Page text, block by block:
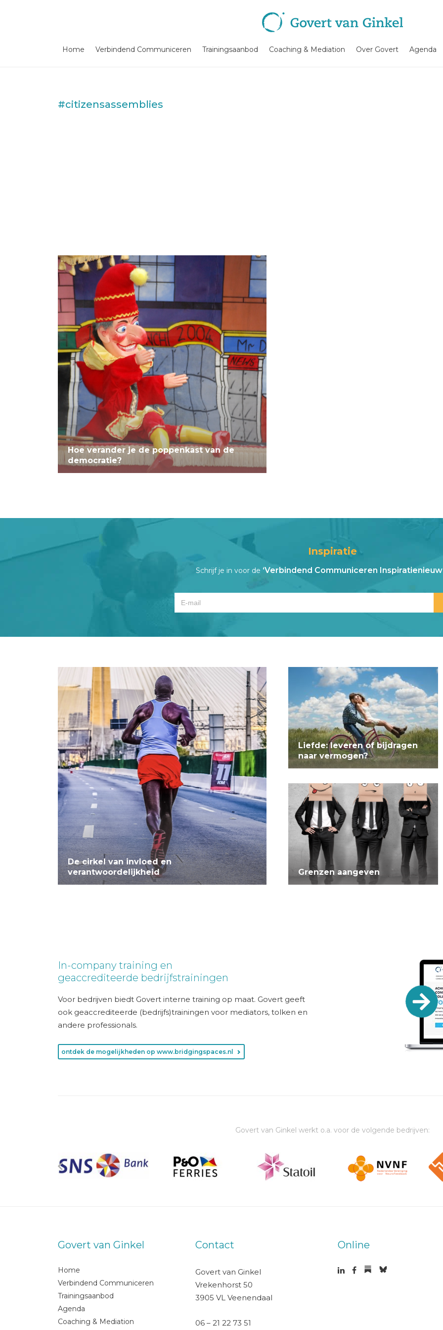
Home Verbindend Communiceren Trainingsaanbod Coaching & Mediation Over Govert Agenda
#citizensassemblies
Hoe verander je de poppenkast van de
democratie?
Inspiratie
Schrijf je in voor de ‘Verbindend Communiceren
De cirkel van invloed en
verantwoordelijkheid
Liefde: leveren of bijdragen
naar vermogen?
Grenzen aangeven
In-company training en
geaccrediteerde bedrijfstrainingen
Voor bedrijven biedt Govert interne training op maat. Govert geeft
ook geaccrediteerde (bedrijfs)trainingen voor mediators, tolken en
andere professionals.
ontdek de mogelijkheden op www.bridgingspaces.nl
Govert van Ginkel werkt o.a. voor de volgende bedrijven:
Govert van Ginkel
Home
Verbindend Communiceren
Trainingsaanbod
Agenda
Coaching & Mediation
Contact
Govert van Ginkel
Vrekenhorst 50
3905 VL Veenendaal
06 – 21 22 73 51
Online